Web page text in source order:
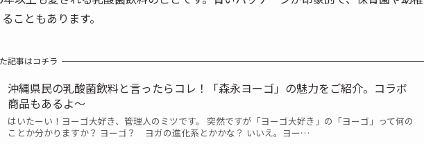
こともあります。
記事はコチラ
沖縄県民の乳酸菌飲料と言ったらコレ！「森永ヨーゴ」の魅力をご紹介。コラボ
商品もあるよ～
はいたーい！ヨーゴ大好き、管理人のミツです。 突然ですが「ヨーゴ大好き」の「ヨーゴ」って何の
ことか分かりますか？ ヨーゴ？ ヨガの進化系とかかな？ いいえ。ヨー…